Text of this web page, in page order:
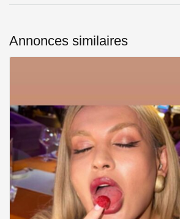
Annonces similaires